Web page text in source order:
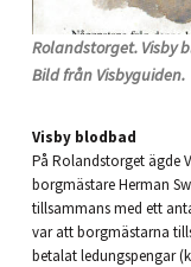
Rolandstorget. Visby
Bild från Visbyguiden.
Visby blodbad
På Rolandstorget ägde
borgmästare Herman
tillsammans med ett
var att borgmästarna
betalat ledungspengar